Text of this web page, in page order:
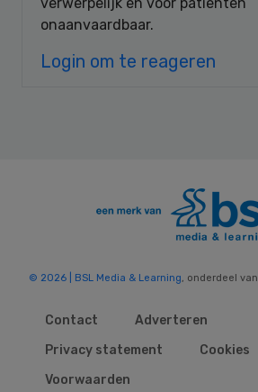
onaanvaardbaar.
Login om te reageren
© 2026 | BSL Media & Learning, onderdeel van
Contact
Adverteren
Privacy statement
Cookies
Voorwaarden